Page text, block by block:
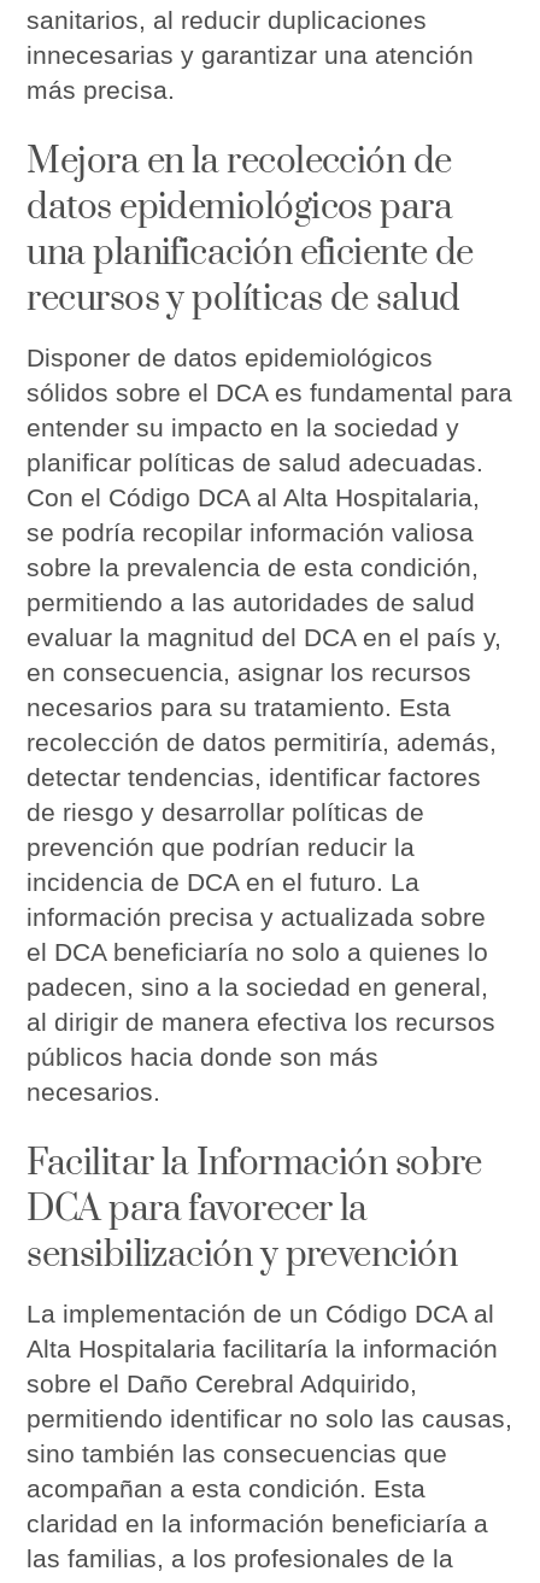
sanitarios, al reducir duplicaciones
innecesarias y garantizar una atención
más precisa.
Mejora en la recolección de
datos epidemiológicos para
una planificación eficiente de
recursos y políticas de salud
Disponer de datos epidemiológicos
sólidos sobre el DCA es fundamental para
entender su impacto en la sociedad y
planificar políticas de salud adecuadas.
Con el Código DCA al Alta Hospitalaria,
se podría recopilar información valiosa
sobre la prevalencia de esta condición,
permitiendo a las autoridades de salud
evaluar la magnitud del DCA en el país y,
en consecuencia, asignar los recursos
necesarios para su tratamiento. Esta
recolección de datos permitiría, además,
detectar tendencias, identificar factores
de riesgo y desarrollar políticas de
prevención que podrían reducir la
incidencia de DCA en el futuro. La
información precisa y actualizada sobre
el DCA beneficiaría no solo a quienes lo
padecen, sino a la sociedad en general,
al dirigir de manera efectiva los recursos
públicos hacia donde son más
necesarios.
Facilitar la Información sobre
DCA para favorecer la
sensibilización y prevención
La implementación de un Código DCA al
Alta Hospitalaria facilitaría la información
sobre el Daño Cerebral Adquirido,
permitiendo identificar no solo las causas,
sino también las consecuencias que
acompañan a esta condición. Esta
claridad en la información beneficiaría a
las familias, a los profesionales de la